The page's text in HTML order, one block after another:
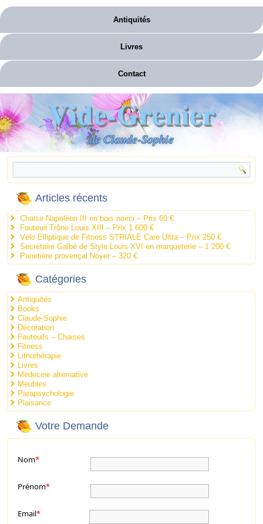
Antiquités
Livres
Contact
Vide-Grenier
de Claude-Sophie
Articles récents
Chaise Napoléon III en bois noirci – Prix 60 €
Fauteuil Trône Louis XIII – Prix 1 600 €
Vélo Elliptique de Fitness STRIALE Care Ultra – Prix 250 €
Secrétaire Galbé de Style Louis XVI en marqueterie – 1 200 €
Panetière provençal Noyer – 320 €
Catégories
Antiquités
Books
Claude-Sophie
Décoration
Fauteuils – Chaises
Fitness
Lithothérapie
Livres
Médecine alternative
Meubles
Parapsychologie
Plaisance
Votre Demande
Nom*
Prénom*
Email*